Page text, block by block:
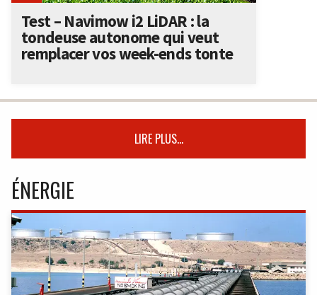
Test – Navimow i2 LiDAR : la
tondeuse autonome qui veut
remplacer vos week-ends tonte
LIRE PLUS...
ÉNERGIE